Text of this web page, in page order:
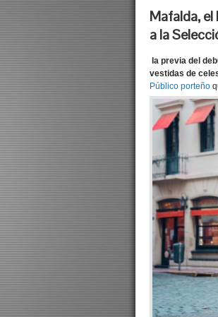
Mafalda,
a la
la previa del
vestidas de
Público porteño